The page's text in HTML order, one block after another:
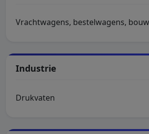
Vrachtwagens, bestelwagens,
Industrie
Drukvaten